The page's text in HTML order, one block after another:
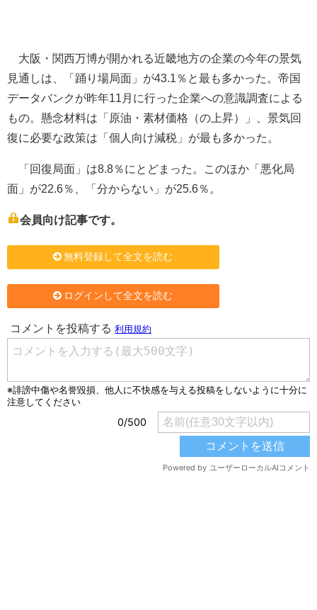
大阪・関西万博が開かれる近畿地方の企業の今年の景気
見通しは、「踊り場局面」が43.1％と最も多かった。帝国
データバンクが昨年11月に行った企業への意識調査による
もの。懸念材料は「原油・素材価格（の上昇）」、景気回
復に必要な政策は「個人向け減税」が最も多かった。
「回復局面」は8.8％にとどまった。このほか「悪化局
面」が22.6％、「分からない」が25.6％。
会員向け記事です。
無料登録して全文を読む
ログインして全文を読む